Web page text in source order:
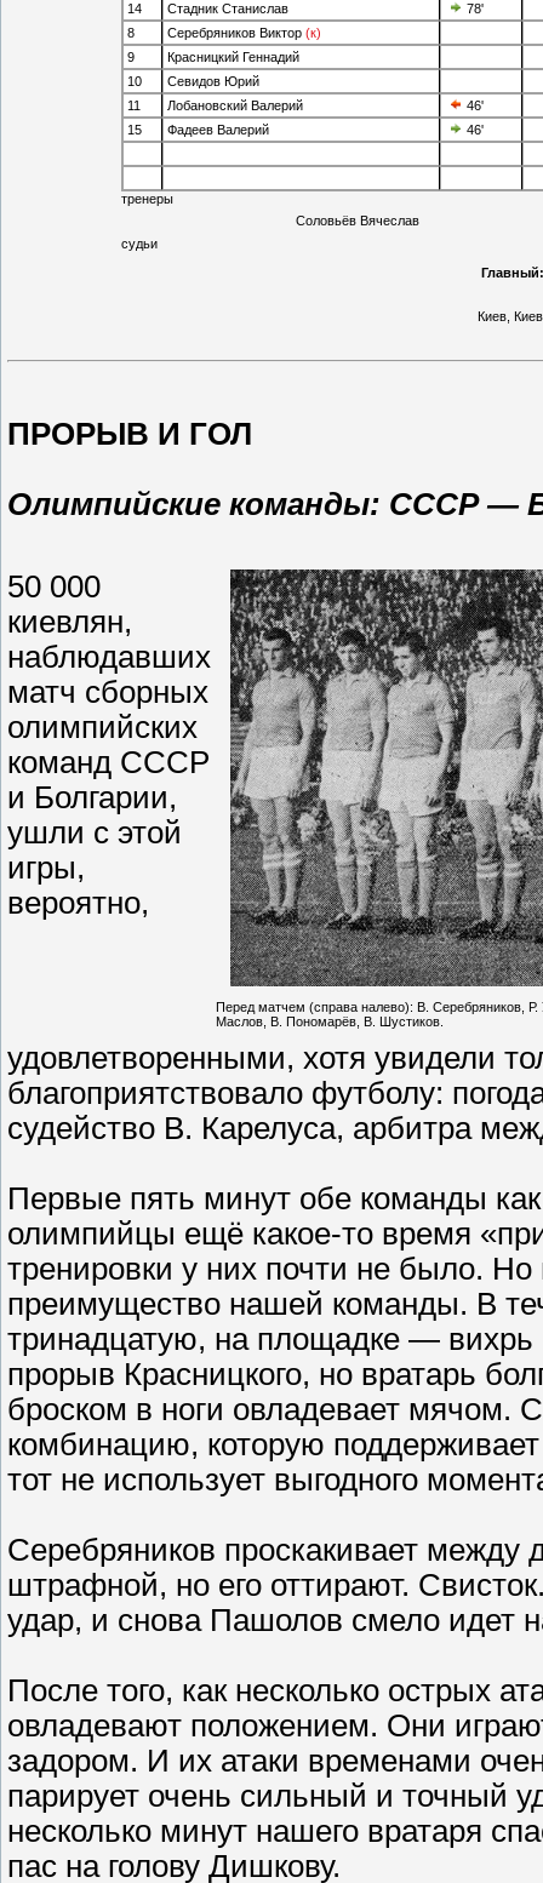
14
Стадник Станислав
78'
8
Серебряников Виктор (к)
9
Красницкий Геннадий
10
Севидов Юрий
11
Лобановский Валерий
46'
15
Фадеев Валерий 46'
тренеры
Соловьёв Вячеслав
судьи
Киев,
ПРОРЫВ И ГОЛ
Олимпийские команды: СССР —
Перед матчем (справа налево): В. Серебряников,
Маслов, В. Пономарёв, В. Шустиков.
50 000
киевлян,
наблюдавших
матч сборных
олимпийских
команд СССР
и Болгарии,
ушли с этой
игры,
вероятно,
удовлетворенными, хотя увидели
благоприятствовало футболу:
судейство В. Карелуса, арбитра
Первые пять минут обе команды
олимпийцы ещё какое-то время
тренировки у них почти не было.
преимущество нашей команды. В
тринадцатую, на площадке — вихрь
прорыв Красницкого, но вратарь
броском в ноги овладевает мячом.
комбинацию, которую
тот не использует выгодного
Серебряников проскакивает
штрафной, но его оттирают.
удар, и снова Пашолов смело идет
После того, как несколько острых
овладевают положением. Они
задором. И их атаки временами
парирует очень сильный и точный
несколько минут нашего вратаря
пас на голову Дишкову.